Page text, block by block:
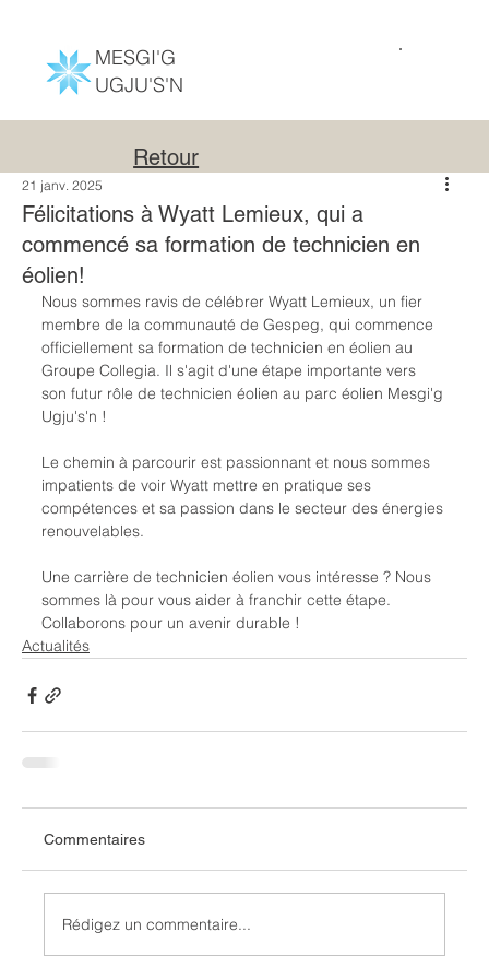
MESGI'G
UGJU'S'N
Retour
Félicitations à Wyatt Lemieux, qui a
commencé sa formation de technicien en
éolien!
21 janv. 2025
Nous sommes ravis de célébrer Wyatt Lemieux, un fier
membre de la communauté de Gespeg, qui commence
officiellement sa formation de technicien en éolien au
Groupe Collegia. Il s'agit d'une étape importante vers
son futur rôle de technicien éolien au parc éolien Mesgi'g
Ugju's'n !
Le chemin à parcourir est passionnant et nous sommes
impatients de voir Wyatt mettre en pratique ses
compétences et sa passion dans le secteur des énergies
renouvelables.
Une carrière de technicien éolien vous intéresse ? Nous
sommes là pour vous aider à franchir cette étape.
Collaborons pour un avenir durable !
Actualités
Commentaires
Rédigez un commentaire...